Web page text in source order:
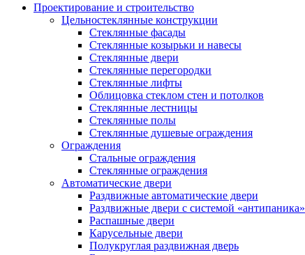
Проектирование и строительство
Цельностеклянные конструкции
Стеклянные фасады
Стеклянные козырьки и навесы
Стеклянные двери
Стеклянные перегородки
Стеклянные лифты
Облицовка стеклом стен и потолков
Стеклянные лестницы
Стеклянные полы
Стеклянные душевые ограждения
Ограждения
Стальные ограждения
Cтеклянные ограждения
Автоматические двери
Раздвижные автоматические двери
Раздвижные двери с системой «антипаника»
Распашные двери
Карусельные двери
Полукруглая раздвижная дверь